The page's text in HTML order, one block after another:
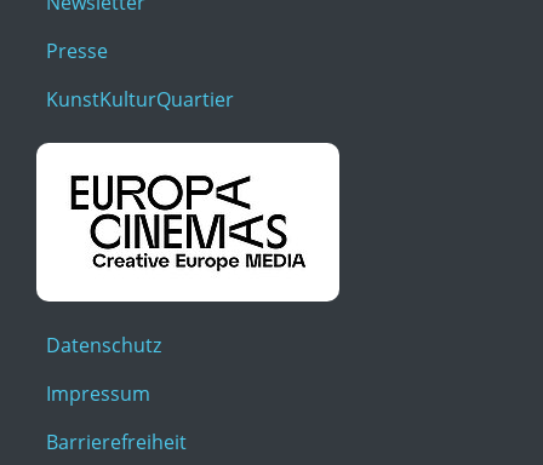
Presse
KunstKulturQuartier
Datenschutz
Impressum
Barrierefreiheit